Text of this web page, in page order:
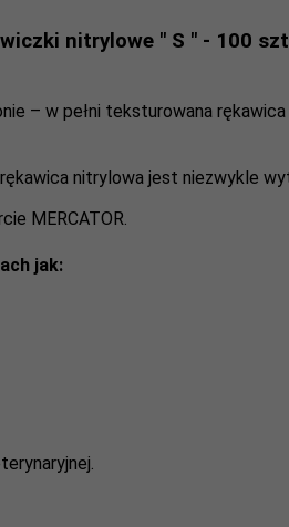
nitrylowe " S " - 100
– w pełni teksturowana
nitrylowa jest niezwykle
MERCATOR.
jak: